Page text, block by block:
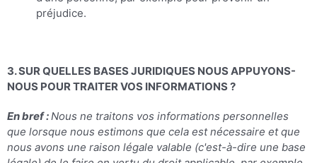
préjudice.
3. SUR QUELLES BASES JURIDIQUES NOUS APPUYONS-
NOUS POUR TRAITER VOS INFORMATIONS ?
En bref :Nous ne traitons vos informations personnelles
que lorsque nous estimons que cela est nécessaire et que
nous avons une raison légale valable (c'est-à-dire une base